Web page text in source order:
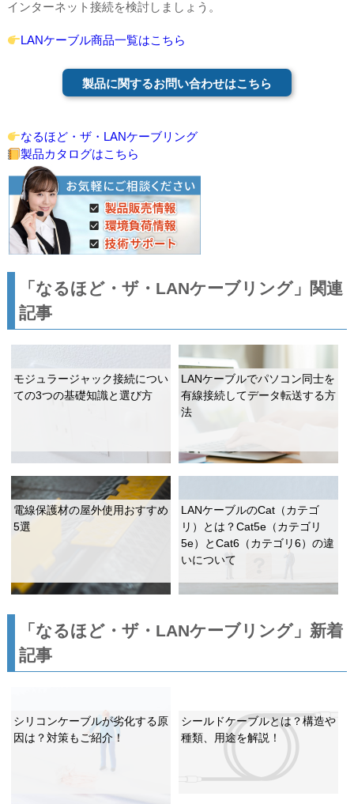
インターネット接続を検討しましょう。
LANケーブル商品一覧はこちら
製品に関するお問い合わせはこちら
なるほど・ザ・LANケーブリング
製品カタログはこちら
「なるほど・ザ・LANケーブリング」関連
記事
モジュラージャック接続につい
ての3つの基礎知識と選び方
LANケーブルでパソコン同士を
有線接続してデータ転送する方
法
電線保護材の屋外使用おすすめ
5選
LANケーブルのCat（カテゴ
リ）とは？Cat5e（カテゴリ
5e）とCat6（カテゴリ6）の違
いについて
「なるほど・ザ・LANケーブリング」新着
記事
シリコンケーブルが劣化する原
因は？対策もご紹介！
シールドケーブルとは？構造や
種類、用途を解説！